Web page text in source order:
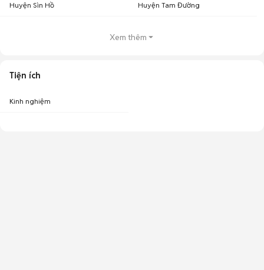
Huyện Sìn Hồ Huyện Tam Đường
Xem thêm
Tiện ích
Kinh nghiệm